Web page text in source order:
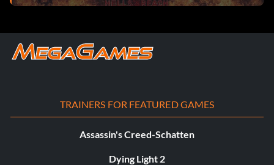
TRAINERS FOR FEATURED GAMES
Assassin's Creed-Schatten
Dying Light 2